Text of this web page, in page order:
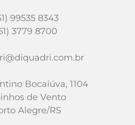
99535 8343
3779 8700
Bocaiúva, 1104
de Vento
Alegre/RS